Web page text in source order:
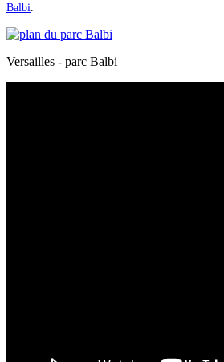
Balbi
Versailles - parc Balbi